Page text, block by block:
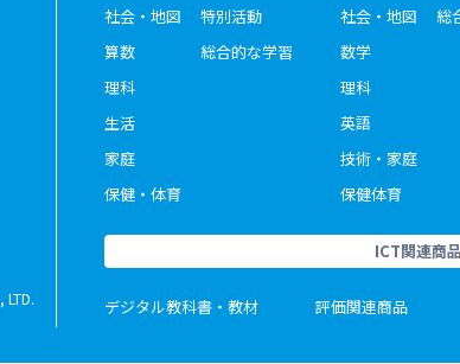
社会・地図
算数
理科
生活
家庭
保健・体育
特別活動
総合的な学習
社会・地図
数学
理科
英語
技術・家庭
保健体育
総
ICT関連商品
デジタル教科書・教材 評価関連商品